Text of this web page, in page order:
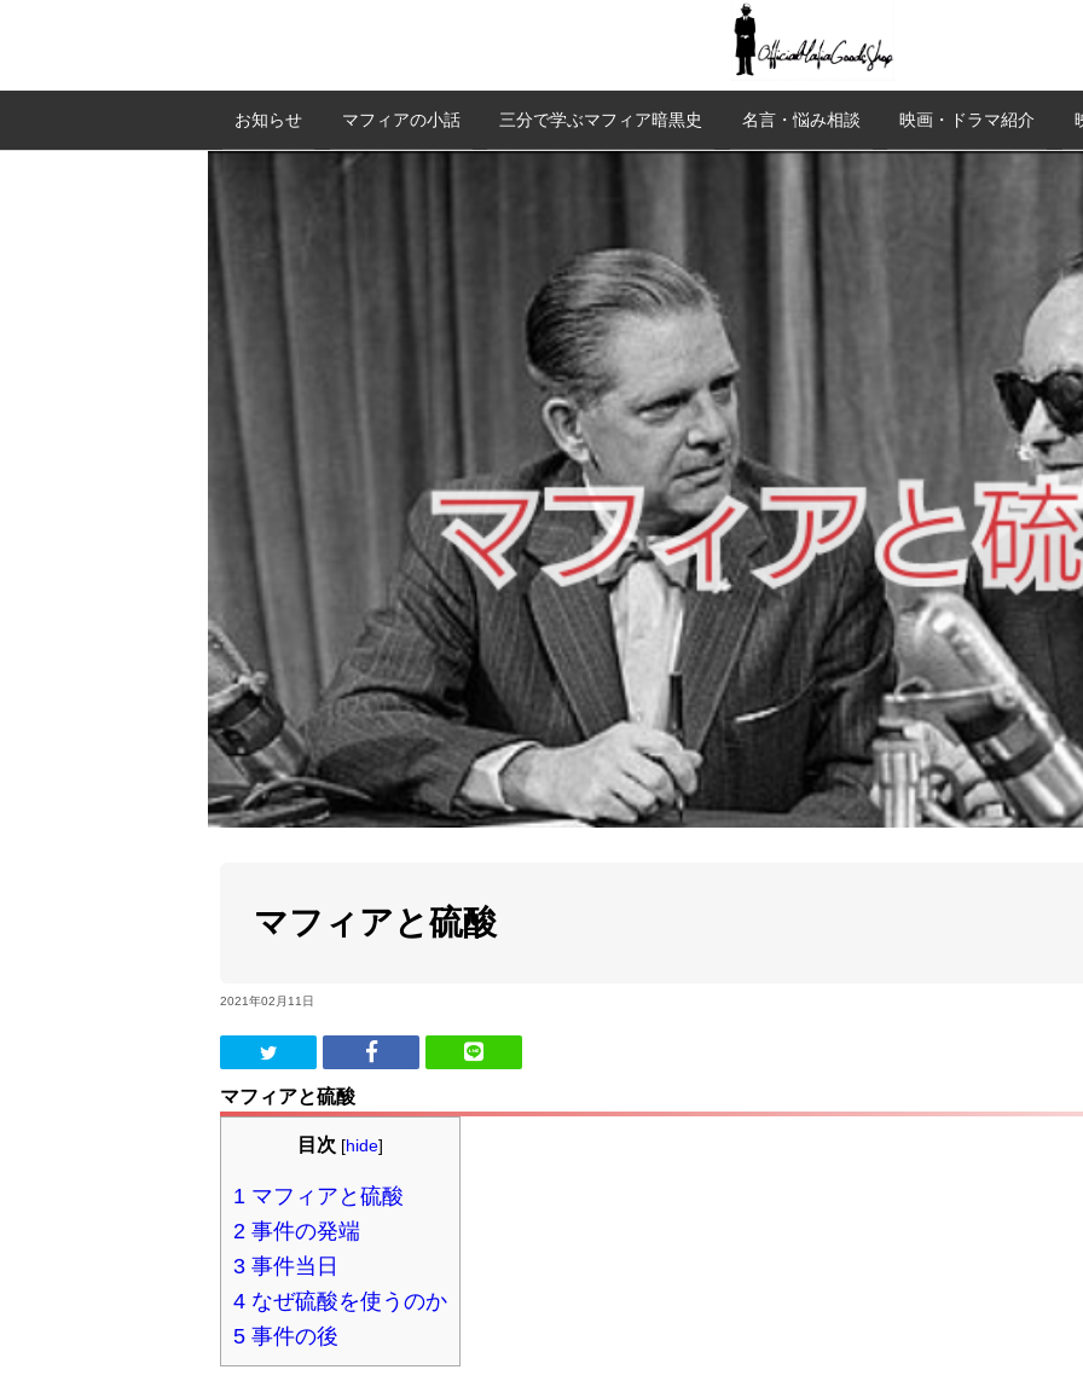
お知らせ マフィアの小話 三分で学ぶマフィア暗黒史 名言・悩み相談 映画・ドラマ紹介
マフィアと硫酸
2021年02月11日
マフィアと硫酸
目次 [hide]
1 マフィアと硫酸
2 事件の発端
3 事件当日
4 なぜ硫酸を使うのか
5 事件の後